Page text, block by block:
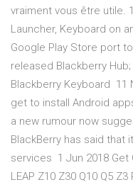
vraiment vous être utile.
Launcher, Keyboard on
Google Play Store port
released Blackberry
Blackberry Keyboard 11
get to install Android
a new rumour now
BlackBerry has said
services 1 Jun 2018 Get
LEAP Z10 Z30 Q10 Q5